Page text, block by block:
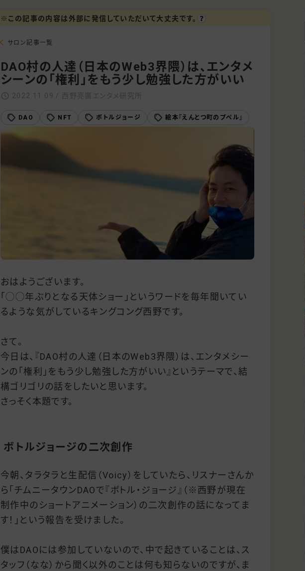
※この記事の内容は外部に発信していただいて大丈夫です。
サロン記事一覧
DAO村の人達（日本のWeb3界隈）は、エンタメ
シーンの「権利」をもう少し勉強した方がいい
2022.11.09 / 西野亮廣エンタメ研究所
DAO NFT ボトルジョージ 絵本『えんとつ町のプペル』
おはようございます。
「◯◯年ぶりとなる天体ショー」というワードを毎年聞いてい
るような気がしているキングコング西野です。
さて。
今日は、『DAO村の人達（日本のWeb3界隈）は、エンタメシー
ンの「権利」をもう少し勉強した方がいい』というテーマで、結
構ゴリゴリの話をしたいと思います。
さっそく本題です。
ボトルジョージの二次創作
今朝、タラタラと生配信（Voicy）をしていたら、リスナーさんか
ら「チムニータウンDAOで『ボトル・ジョージ』（※西野が現在
制作中のショートアニメーション）の二次創作の話になってま
す！」という報告を受けました。
僕はDAOには参加していないので、中で起きていることは、ス
タッフ（なな）から聞く以外のことは何も知らないのですが、ま